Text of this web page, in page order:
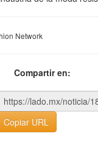
Network
Compartir en:
Copiar URL